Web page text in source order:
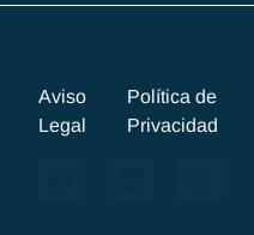
Aviso
Legal
Política de
Privacidad